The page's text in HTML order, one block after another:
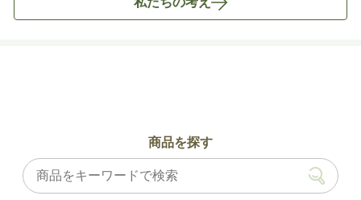
商品を探す